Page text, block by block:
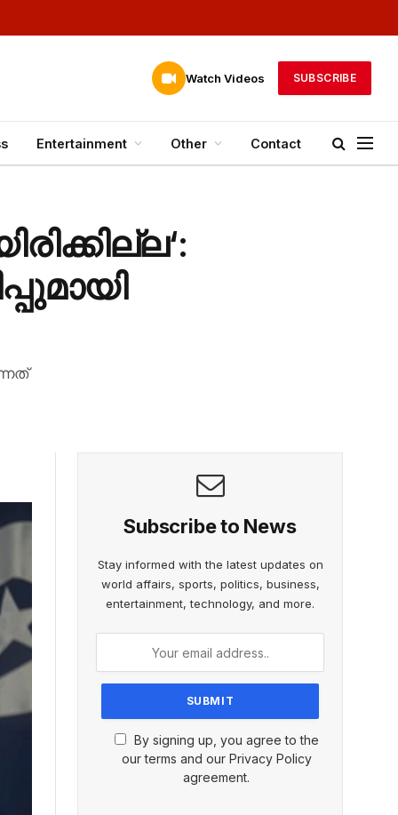
Watch Videos SUBSCRIBE
Entertainment Other Contact
Subscribe to News
Stay informed with the latest updates on
world affairs, sports, politics, business,
entertainment, technology, and more.
By signing up, you agree to the
our terms and our Privacy Policy
agreement.